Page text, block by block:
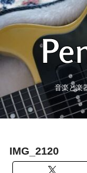
音楽と楽
IMG_2120